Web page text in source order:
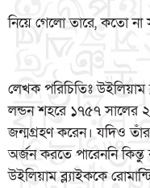
নিয়ে গেলো তারে, কতো না
লেখক পরিচিতিঃ উইলিয়াম
লন্ডন শহরে ১৭৫৭ সালের
জন্মগ্রহণ করেন। যদিও
অর্জন করতে পারেননি
উইলিয়াম ব্ল্যাইককে